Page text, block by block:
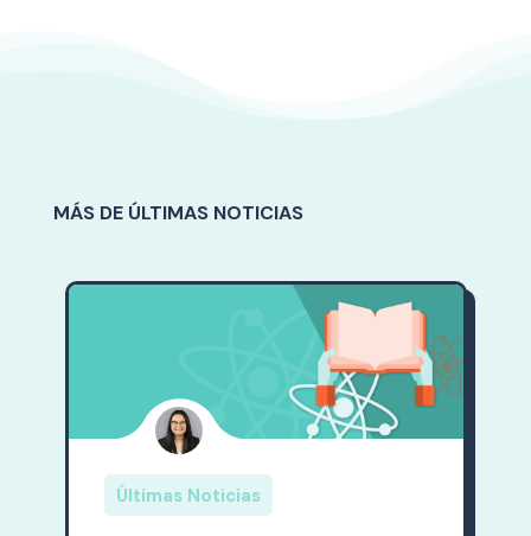
MÁS DE ÚLTIMAS NOTICIAS
Últimas Noticias